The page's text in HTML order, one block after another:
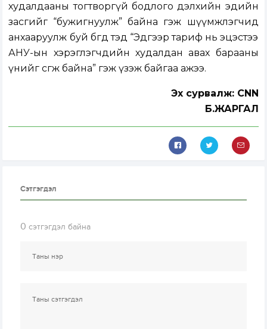
худалдааны тогтворгүй бодлого дэлхийн эдийн
засгийг “бужигнуулж” байна гэж шүүмжлэгчид
анхааруулж буй бөгөөд тэд “Эдгээр тариф нь эцэстээ
АНУ-ын хэрэглэгчдийн худалдан авах барааны
үнийг өсгөж байна” гэж үзэж байгаа ажээ.
Эх сурвалж: CNN
Б.ЖАРГАЛ
Сэтгэгдэл
0 сэтгэгдэл байна